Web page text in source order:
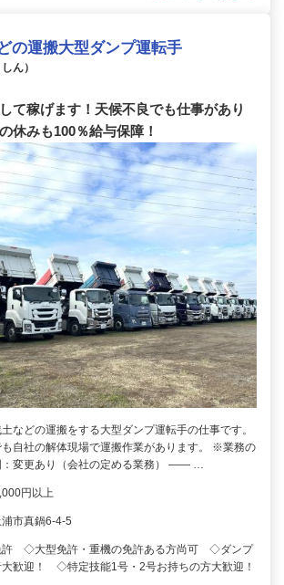
の運搬大型ダンプ運転手
ん）
て稼げます！天候不良でも仕事があり
休みも100％給与保障！
などの運搬をする大型ダンプ運転手の仕事です。
自社の解体現場で運搬作業があります。 ※業務の
：変更あり（会社の定める業務） ―― …
円以上
市真鍋6-4-5
許 ◇大型免許・重機の免許ある方尚可 ◇ダンプ
大歓迎！ ◇特定技能1号・2号お持ちの方大歓迎！